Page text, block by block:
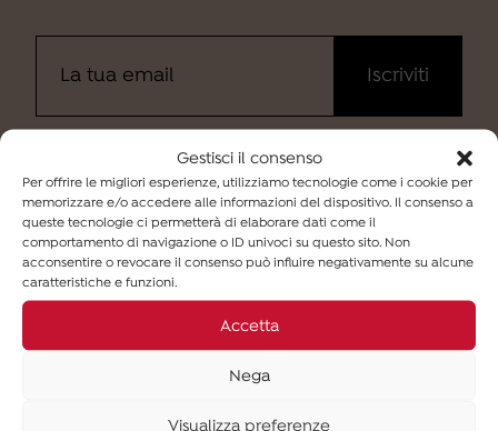
Gestisci il consenso
Per offrire le migliori esperienze, utilizziamo tecnologie come i cookie per
memorizzare e/o accedere alle informazioni del dispositivo. Il consenso a
queste tecnologie ci permetterà di elaborare dati come il
comportamento di navigazione o ID univoci su questo sito. Non
acconsentire o revocare il consenso può influire negativamente su alcune
caratteristiche e funzioni.
Accetta
Nega
Visualizza preferenze
l'informativa e desidero iscrivermi alla
newsletter (finalità b).